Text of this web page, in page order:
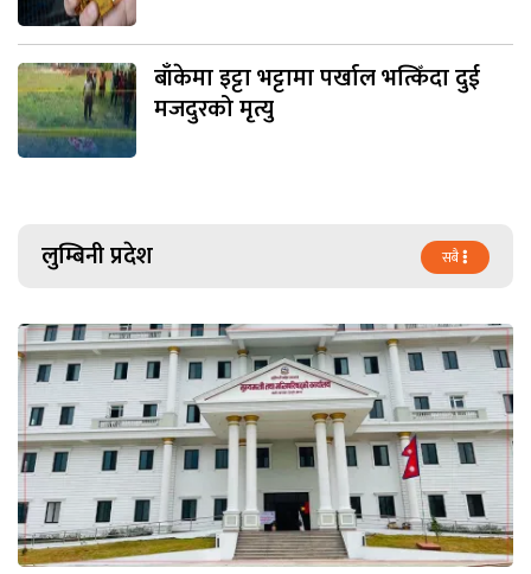
बाँकेमा इट्टा भट्टामा पर्खाल भत्किँदा दुई
मजदुरको मृत्यु
लुम्बिनी प्रदेश सबै